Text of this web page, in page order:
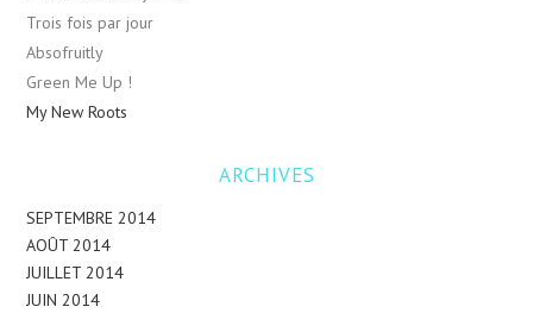
Trois fois par jour
Absofruitly
Green Me Up !
My New Roots
ARCHIVES
SEPTEMBRE 2014
AOÛT 2014
JUILLET 2014
JUIN 2014